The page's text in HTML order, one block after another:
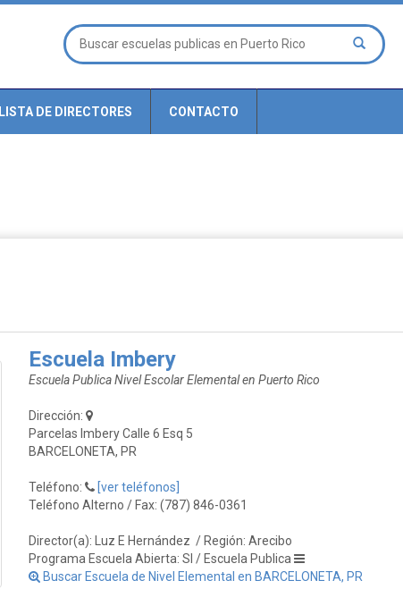
LISTA DE DIRECTORES CONTACTO
Escuela Imbery
Escuela Publica Nivel Escolar Elemental en Puerto Rico
Dirección:
Parcelas Imbery Calle 6 Esq 5
BARCELONETA, PR
Teléfono:
[ver teléfonos]
Teléfono Alterno / Fax: (787) 846-0361
Director(a): Luz E Hernández / Región: Arecibo
Programa Escuela Abierta: SI / Escuela Publica
Buscar Escuela de Nivel Elemental en BARCELONETA, PR